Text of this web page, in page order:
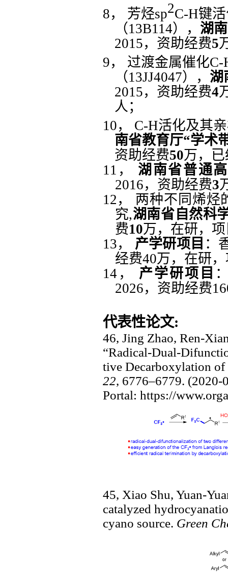
8， 芳烃sp2C-H键
（13B114）， 湖
2015， 资助经费5
9， 过渡金属催化C-
（13JJ4047）， 湖
2015， 资助经费4
人；
10， C-H活化及其
南省教育厅“学术
资助经费50万，
11， 湖南省普通
2016， 资助经费3
12， 两种不同烯烃
究,湖南省自然科
费10万，在研，
13， 产学研项目 ：
经费40万，在研
14， 产学研项目
2026，资助经费
代表性论文:
46, Jing Zhao, Ren-
“Radical-Dual-
tive Decarboxylation
22, 6776–6779. (2020-
Portal: https://
45, Xiao Shu, Yuan-
catalyzed
cyano source. Green